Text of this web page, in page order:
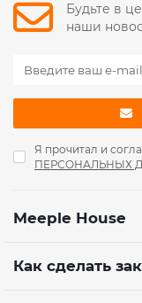
Будьте в
наши
Я прочитал и
ПЕРСОНАЛЬНЫХ
Meeple House
Как сделать